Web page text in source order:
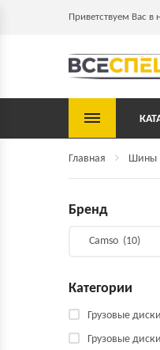
Приветствуем Вас
Главная Шины
Бренд
Категории
Грузовые диски
Грузовые